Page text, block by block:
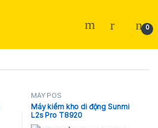
0
MÁY POS
Máy kiểm kho di động Sunmi
L2s Pro T8920